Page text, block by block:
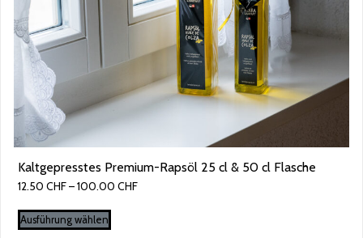
Kaltgepresstes Premium-Rapsöl 25 cl & 50 cl Flasche
12.50 CHF–100.00 CHFPreisspanne:
Ausführung wählen
Dieses
Produkt